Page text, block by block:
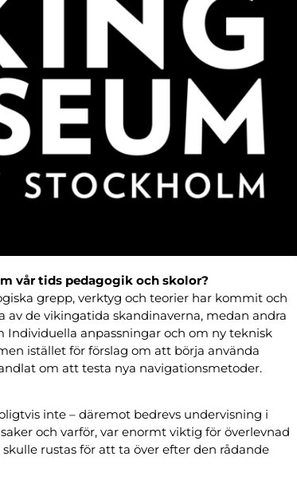
vår tids pedagogik och skolor?
grepp, verktyg och teorier har kommit och
av de vikingatida skandinaverna, medan andra
Individuella anpassningar och om ny teknisk
istället för förslag om att börja använda
om att testa nya navigationsmetoder.
inte – däremot bedrevs undervisning i
och varför, var enormt viktig för överlevnad
rustas för att ta över efter den rådande